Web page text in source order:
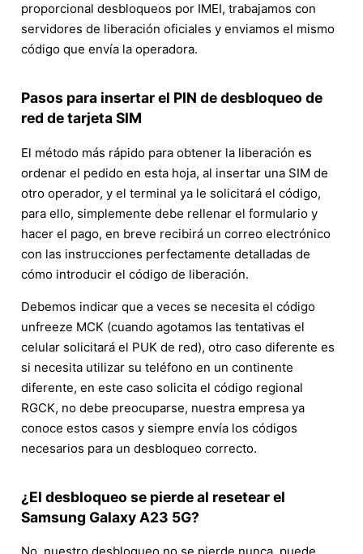
proporcional desbloqueos por IMEI, trabajamos con
servidores de liberación oficiales y enviamos el mismo
código que envía la operadora.
Pasos para insertar el PIN de desbloqueo de
red de tarjeta SIM
El método más rápido para obtener la liberación es
ordenar el pedido en esta hoja, al insertar una SIM de
otro operador, y el terminal ya le solicitará el código,
para ello, simplemente debe rellenar el formulario y
hacer el pago, en breve recibirá un correo electrónico
con las instrucciones perfectamente detalladas de
cómo introducir el código de liberación.
Debemos indicar que a veces se necesita el código
unfreeze MCK (cuando agotamos las tentativas el
celular solicitará el PUK de red), otro caso diferente es
si necesita utilizar su teléfono en un continente
diferente, en este caso solicita el código regional
RGCK, no debe preocuparse, nuestra empresa ya
conoce estos casos y siempre envía los códigos
necesarios para un desbloqueo correcto.
¿El desbloqueo se pierde al resetear el
Samsung Galaxy A23 5G?